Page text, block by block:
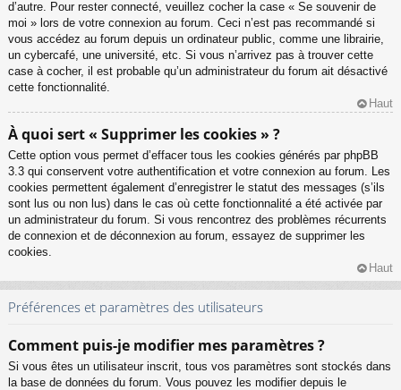
d’autre. Pour rester connecté, veuillez cocher la case « Se souvenir de
moi » lors de votre connexion au forum. Ceci n’est pas recommandé si
vous accédez au forum depuis un ordinateur public, comme une librairie,
un cybercafé, une université, etc. Si vous n’arrivez pas à trouver cette
case à cocher, il est probable qu’un administrateur du forum ait désactivé
cette fonctionnalité.
Haut
À quoi sert « Supprimer les cookies » ?
Cette option vous permet d’effacer tous les cookies générés par phpBB
3.3 qui conservent votre authentification et votre connexion au forum. Les
cookies permettent également d’enregistrer le statut des messages (s’ils
sont lus ou non lus) dans le cas où cette fonctionnalité a été activée par
un administrateur du forum. Si vous rencontrez des problèmes récurrents
de connexion et de déconnexion au forum, essayez de supprimer les
cookies.
Haut
Préférences et paramètres des utilisateurs
Comment puis-je modifier mes paramètres ?
Si vous êtes un utilisateur inscrit, tous vos paramètres sont stockés dans
la base de données du forum. Vous pouvez les modifier depuis le